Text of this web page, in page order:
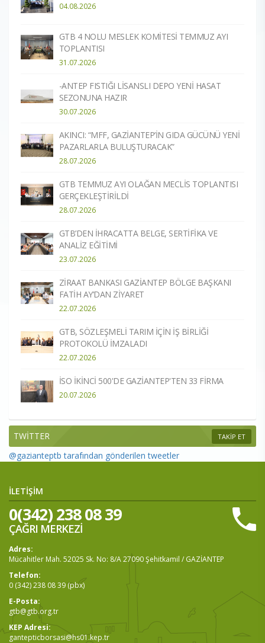
04.08.2026
GTB 4 NOLU MESLEK KOMİTESİ TEMMUZ AYI
TOPLANTISI
31.07.2026
-ANTEP FISTIĞI LİSANSLI DEPO YENİ HASAT
SEZONUNA HAZIR​
30.07.2026
AKINCI: “MFF, GAZİANTEP’İN GIDA GÜCÜNÜ YENİ
PAZARLARLA BULUŞTURACAK”
28.07.2026
GTB TEMMUZ AYI OLAĞAN MECLİS TOPLANTISI
GERÇEKLEŞTİRİLDİ
28.07.2026
GTB’DEN İHRACATTA BELGE, SERTİFİKA VE
ANALİZ EĞİTİMİ
23.07.2026
ZİRAAT BANKASI GAZİANTEP BÖLGE BAŞKANI
FATİH AY’DAN ZİYARET
22.07.2026
GTB, SÖZLEŞMELİ TARIM İÇİN İŞ BİRLİĞİ
PROTOKOLÜ İMZALADI
22.07.2026
İSO İKİNCİ 500'DE GAZİANTEP'TEN 33 FİRMA
20.07.2026
TWİTTER TAKİP ET
@gazianteptb tarafından gönderilen tweetler
İLETİŞİM
0(342) 238 08 39
ÇAĞRI MERKEZİ
Adres:
Mücahitler Mah. 52025 Sk. No: 8/A 27090 Şehitkamil / GAZİANTEP
Telefon:
0 (342) 238 08 39 (pbx)
E-Posta:
gtb@gtb.org.tr
KEP Adresi:
gantepticborsasi@hs01.kep.tr